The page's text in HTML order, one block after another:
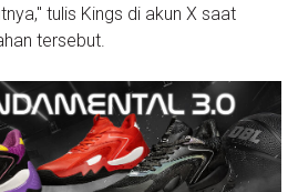
tulis Kings di akun X saat
tersebut.